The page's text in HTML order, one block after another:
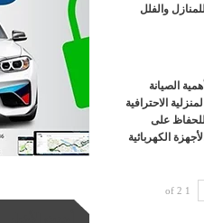
للمنازل والفلل
أهمية الصيانة
المنزلية الاحترافية
للحفاظ على
الأجهزة الكهربائية
1 of 2